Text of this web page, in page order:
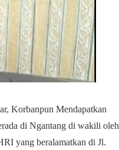
Korbanpun Mendapatkan
di Ngantang di wakili oleh
yang beralamatkan di Jl.